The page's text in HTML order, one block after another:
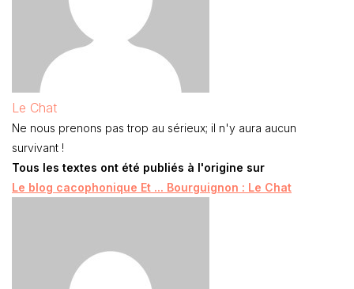
Le Chat
Ne nous prenons pas trop au sérieux; il n'y aura aucun
survivant !
Tous les textes ont été publiés à l'origine sur
Le blog cacophonique Et ... Bourguignon : Le Chat